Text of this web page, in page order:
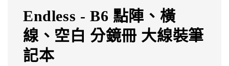
Endless - B6 點陣、橫
線、空白 分鏡冊 大線裝筆
記本